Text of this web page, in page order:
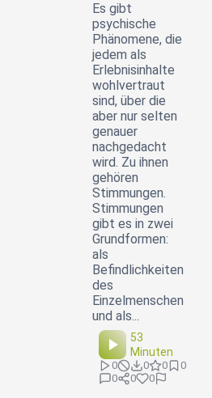
Es gibt
psychische
Phänomene, die
jedem als
Erlebnisinhalte
wohlvertraut
sind, über die
aber nur selten
genauer
nachgedacht
wird. Zu ihnen
gehören
Stimmungen.
Stimmungen
gibt es in zwei
Grundformen:
als
Befindlichkeiten
des
Einzelmenschen
und als...
53
Minuten
0 0 0
0
0
0 0